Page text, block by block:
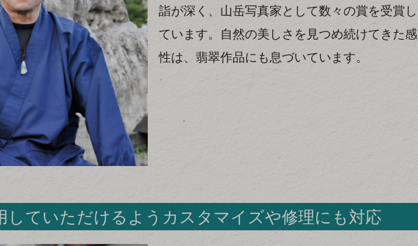
詣が深く、山岳写真家として数々の賞を受賞し
ています。自然の美しさを見つめ続けてきた感
性は、翡翠作品にも息づいています。
していただけるようカスタマイズや修理にも対応